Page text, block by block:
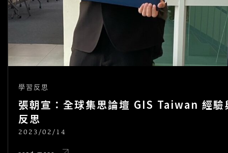
學習反思
張朝宣：全球集思論壇 GIS Taiwan 經驗
反思
POSTED
2023/02/14